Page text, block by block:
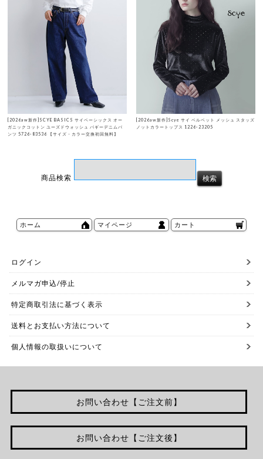
[2026aw新作]SCYE BASICS サイベーシックス オー
ガニックコットン ユーズドウォッシュ バギーデニムパ
ンツ 5726-83536 【サイズ・カラー交換初回無料】
[2026aw新作]Scye サイ ベルベット メッシュ スタッズ
ノットカラートップス 1226-23205
商品検索
ホーム マイページ カート
ログイン
メルマガ申込/停止
特定商取引法に基づく表示
送料とお支払い方法について
個人情報の取扱いについて
お問い合わせ【ご注文前】
お問い合わせ【ご注文後】